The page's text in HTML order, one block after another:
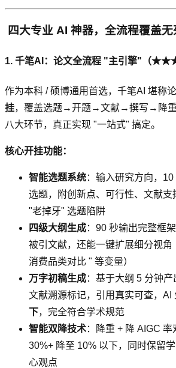
四大专业 AI 神器，全流程覆盖无
1. 千笔AI：论文全流程 "主引擎"（
作为本科 / 硕博通用首选，千笔AI 堪称
挂，覆盖选题→开题→文献→撰写→降
八大环节，真正实现 "一站式" 搞定。
核心开挂功能：
智能选题系统：输入研究方向，
选题，附创新点、可行性、文献支
"老掉牙" 选题陷阱
四级大纲生成：90 秒输出完整框
被引文献，还能一键扩展细分视角
消费品类对比 " 等变量）
万字初稿生成：基于大纲 5 分钟
文献溯源标记，引用真实可查，AI
下，完全符合学术规范
智能双降技术：降重 + 降 AIGC
30%+ 降至 10% 以下，同时保留
心观点